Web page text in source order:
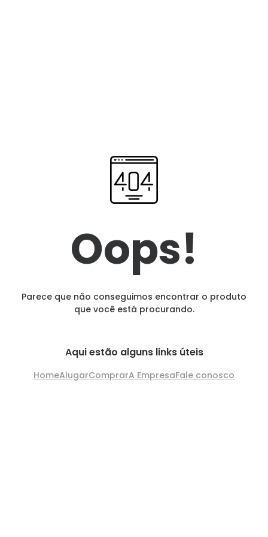
Oops!
Parece que não conseguimos encontrar o produto
que você está procurando.
Aqui estão alguns links úteis
HomeAlugarComprarA EmpresaFale conosco